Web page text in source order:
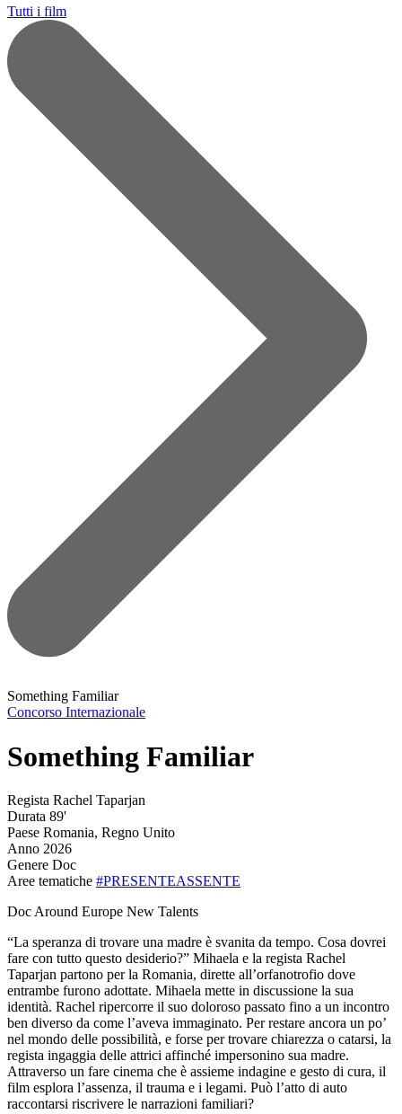
Tutti i film
Something Familiar
Concorso Internazionale
Something Familiar
Regista Rachel Taparjan
Durata 89'
Paese Romania, Regno Unito
Anno 2026
Genere Doc
Aree tematiche #PRESENTEASSENTE
Doc Around Europe New Talents
“La speranza di trovare una madre è svanita da tempo. Cosa dovrei
fare con tutto questo desiderio?” Mihaela e la regista Rachel
Taparjan partono per la Romania, dirette all’orfanotrofio dove
entrambe furono adottate. Mihaela mette in discussione la sua
identità. Rachel ripercorre il suo doloroso passato fino a un incontro
ben diverso da come l’aveva immaginato. Per restare ancora un po’
nel mondo delle possibilità, e forse per trovare chiarezza o catarsi, la
regista ingaggia delle attrici affinché impersonino sua madre.
Attraverso un fare cinema che è assieme indagine e gesto di cura, il
film esplora l’assenza, il trauma e i legami. Può l’atto di auto
raccontarsi riscrivere le narrazioni familiari?